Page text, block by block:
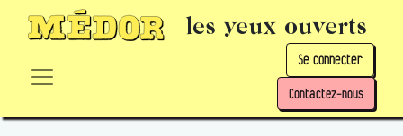
les yeux ouverts
Se connecter
Contactez-nous